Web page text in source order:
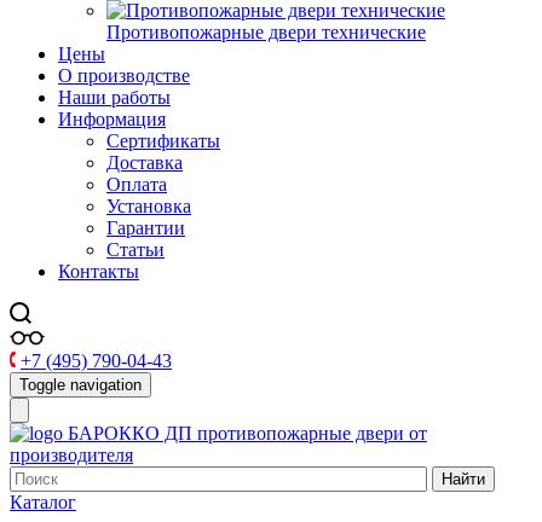
Противопожарные двери технические
Цены
О производстве
Наши работы
Информация
Сертификаты
Доставка
Оплата
Установка
Гарантии
Статьи
Контакты
+7 (495) 790-04-43
Toggle navigation
БАРОККО ДП противопожарные двери от
производителя
Найти
Каталог